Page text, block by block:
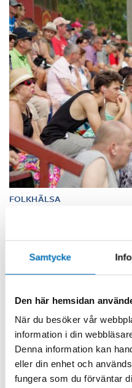
Samtycke
Den här hemsidan
När du besöker vår
information i din
Denna information kan
eller din enhet och
fungera som du förväntar
FOLKHÄLSA
Mångfald och
arenorna i sommar
Nordens välfärdcenter
digitalisering och ett stärkt